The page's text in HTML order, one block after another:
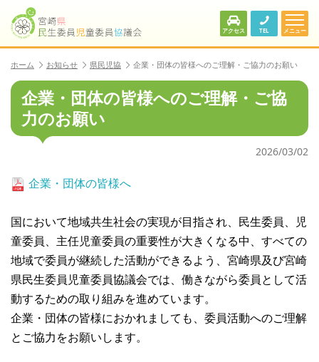
アクセス TEL メニュー
ホーム お知らせ 県民児協 企業・団体の皆様へのご理解・ご協力のお願い
企業・団体の皆様へのご理解・ご協
力のお願い
2026/03/02
企業・団体の皆様へ
国において地域共生社会の実現が目指され、民生委員、児
童委員、主任児童委員の重要性が大きくなる中、すべての
地域で委員が継続した活動ができるよう、宮崎県及び宮崎
県民生委員児童委員協議会では、働きながら委員として活
動するための取り組みを進めています。
企業・団体の皆様におかれましても、委員活動へのご理解
とご協力をお願いします。